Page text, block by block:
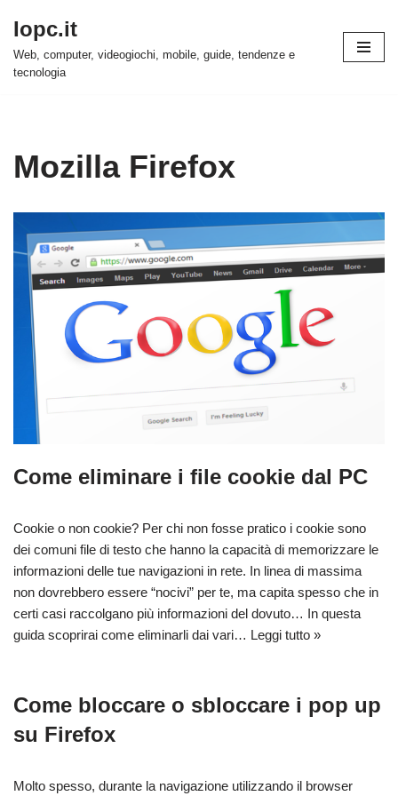
Vai
al
Iopc.it
Web, computer, videogiochi, mobile, guide, tendenze e
tecnologia
Mozilla Firefox
Come eliminare i file cookie dal PC
Cookie o non cookie? Per chi non fosse pratico i cookie sono
dei comuni file di testo che hanno la capacità di memorizzare le
informazioni delle tue navigazioni in rete. In linea di massima
non dovrebbero essere “nocivi” per te, ma capita spesso che in
certi casi raccolgano più informazioni del dovuto… In questa
guida scoprirai come eliminarli dai vari… Leggi tutto »
Come bloccare o sbloccare i pop up
su Firefox
Molto spesso, durante la navigazione utilizzando il browser